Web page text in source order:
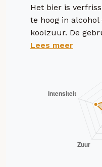
Het bier is
te hoog in
koolzuur. De
Lees meer